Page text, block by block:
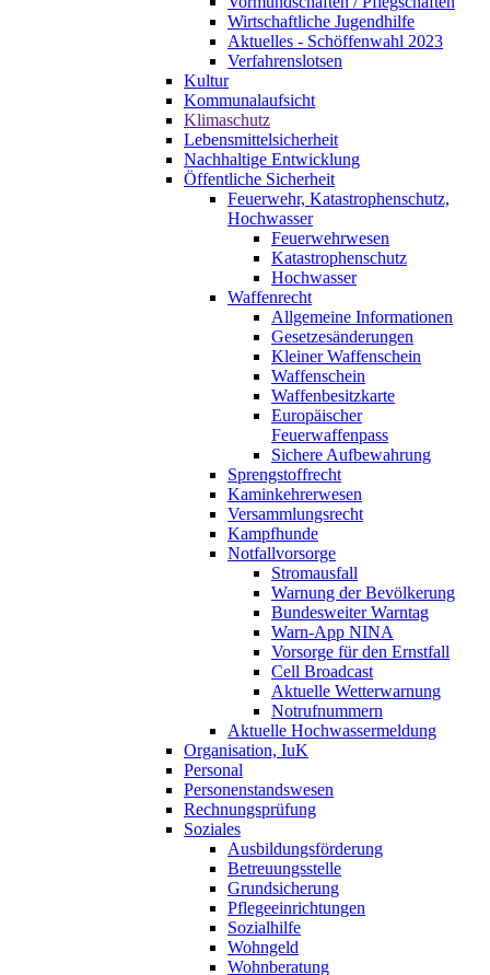
Wirtschaftliche Jugendhilfe
Aktuelles - Schöffenwahl 2023
Verfahrenslotsen
Kultur
Kommunalaufsicht
Klimaschutz
Lebensmittelsicherheit
Nachhaltige Entwicklung
Öffentliche Sicherheit
Feuerwehr, Katastrophenschutz,
Hochwasser
Feuerwehrwesen
Katastrophenschutz
Hochwasser
Waffenrecht
Allgemeine Informationen
Gesetzesänderungen
Kleiner Waffenschein
Waffenschein
Waffenbesitzkarte
Europäischer
Feuerwaffenpass
Sichere Aufbewahrung
Sprengstoffrecht
Kaminkehrerwesen
Versammlungsrecht
Kampfhunde
Notfallvorsorge
Stromausfall
Warnung der Bevölkerung
Bundesweiter Warntag
Warn-App NINA
Vorsorge für den Ernstfall
Cell Broadcast
Aktuelle Wetterwarnung
Notrufnummern
Aktuelle Hochwassermeldung
Organisation, IuK
Personal
Personenstandswesen
Rechnungsprüfung
Soziales
Ausbildungsförderung
Betreuungsstelle
Grundsicherung
Pflegeeinrichtungen
Sozialhilfe
Wohngeld
Wohnberatung